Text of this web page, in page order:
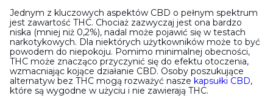
Jednym z kluczowych aspektów CBD o pełnym spektrum
jest zawartość THC. Chociaż zazwyczaj jest ona bardzo
niska (mniej niż 0,2%), nadal może pojawić się w testach
narkotykowych. Dla niektórych użytkowników może to być
powodem do niepokoju. Pomimo minimalnej obecności,
THC może znacząco przyczynić się do efektu otoczenia,
wzmacniając kojące działanie CBD. Osoby poszukujące
alternatyw bez THC mogą rozważyć nasze kapsułki CBD,
które są wygodne w użyciu i nie zawierają THC.